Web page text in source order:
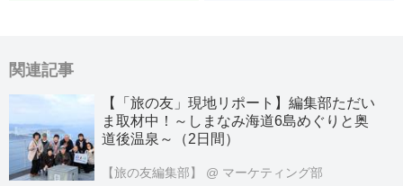
関連記事
【「旅の友」現地リポート】編集部ただい
ま取材中！～しまなみ海道6島めぐりと奥
道後温泉～（2日間）
【旅の友編集部】 @ マーケティング部